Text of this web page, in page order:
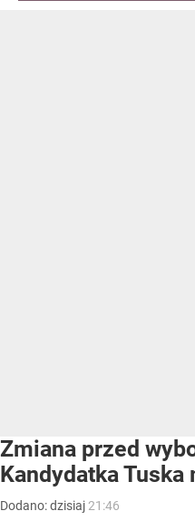
Zmiana przed
Kandydatka Tuska
Dodano:dzisiaj 21:46